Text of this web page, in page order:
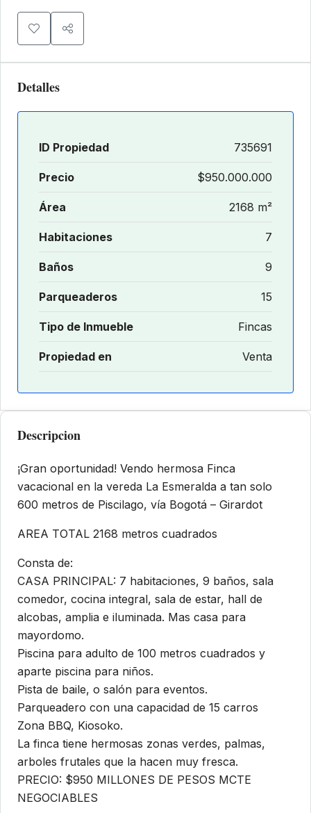
Detalles
ID Propiedad 735691
Precio $950.000.000
Área 2168 m²
Habitaciones 7
Baños 9
Parqueaderos 15
Tipo de Inmueble Fincas
Propiedad en Venta
Descripcion
¡Gran oportunidad! Vendo hermosa Finca
vacacional en la vereda La Esmeralda a tan solo
600 metros de Piscilago, vía Bogotá – Girardot
AREA TOTAL 2168 metros cuadrados
Consta de:
CASA PRINCIPAL: 7 habitaciones, 9 baños, sala
comedor, cocina integral, sala de estar, hall de
alcobas, amplia e iluminada. Mas casa para
mayordomo.
Piscina para adulto de 100 metros cuadrados y
aparte piscina para niños.
Pista de baile, o salón para eventos.
Parqueadero con una capacidad de 15 carros
Zona BBQ, Kiosoko.
La finca tiene hermosas zonas verdes, palmas,
arboles frutales que la hacen muy fresca.
PRECIO: $950 MILLONES DE PESOS MCTE
NEGOCIABLES